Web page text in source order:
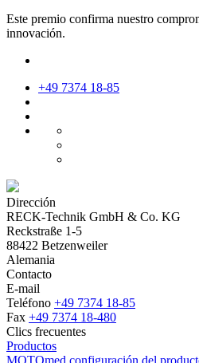
Este premio confirma nuestro
innovación.
+49 7374 18-85
Dirección
RECK-Technik GmbH & Co. KG
Reckstraße 1-5
88422 Betzenweiler
Alemania
Contacto
E-mail
Teléfono +49 7374 18-85
Fax +49 7374 18-480
Clics frecuentes
Productos